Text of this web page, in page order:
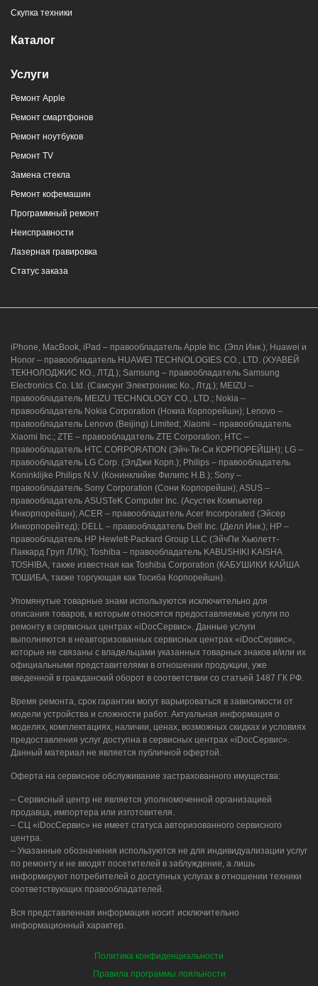
Скупка техники
Каталог
Услуги
Ремонт Apple
Ремонт смартфонов
Ремонт ноутбуков
Ремонт TV
Замена стекла
Ремонт кофемашин
Программный ремонт
Неисправности
Лазерная гравировка
Статус заказа
iPhone, MacBook, iPad – правообладатель Apple Inc. (Эпл Инк.); Huawei и
Honor – правообладатель HUAWEI TECHNOLOGIES CO., LTD. (ХУАВЕЙ
ТЕКНОЛОДЖИС КО., ЛТД.); Samsung – правообладатель Samsung
Electronics Co. Ltd. (Самсунг Электроникс Ко., Лтд.); MEIZU –
правообладатель MEIZU TECHNOLOGY CO., LTD.; Nokia –
правообладатель Nokia Corporation (Нокиа Корпорейшн); Lenovo –
правообладатель Lenovo (Beijing) Limited; Xiaomi – правообладатель
Xiaomi Inc.; ZTE – правообладатель ZTE Corporation; HTC –
правообладатель HTC CORPORATION (Эйч-Ти-Си КОРПОРЕЙШН); LG –
правообладатель LG Corp. (ЭлДжи Корп.); Philips – правообладатель
Koninklijke Philips N.V. (Конинклийке Филипс Н.В.); Sony –
правообладатель Sony Corporation (Сони Корпорейшн); ASUS –
правообладатель ASUSTeK Computer Inc. (Асустек Компьютер
Инкорпорейшн); ACER – правообладатель Acer Incorporated (Эйсер
Инкорпорейтед); DELL – правообладатель Dell Inc. (Делл Инк.); HP –
правообладатель HP Hewlett-Packard Group LLC (ЭйчПи Хьюлетт-
Паккард Груп ЛЛК); Toshiba – правообладатель KABUSHIKI KAISHA
TOSHIBA, также известная как Toshiba Corporation (КАБУШИКИ КАЙША
ТОШИБА, также торгующая как Тосиба Корпорейшн).
Упомянутые товарные знаки используются исключительно для
описания товаров, к которым относятся предоставляемые услуги по
ремонту в сервисных центрах «iDocСервис». Данные услуги
выполняются в неавторизованных сервисных центрах «iDocСервис»,
которые не связаны с владельцами указанных товарных знаков и/или их
официальными представителями в отношении продукции, уже
введенной в гражданский оборот в соответствии со статьей 1487 ГК РФ.
Время ремонта, срок гарантии могут варьироваться в зависимости от
модели устройства и сложности работ. Актуальная информация о
моделях, комплектациях, наличии, ценах, возможных скидках и условиях
предоставления услуг доступна в сервисных центрах «iDocСервис».
Данный материал не является публичной офертой.
Оферта на сервисное обслуживание застрахованного имущества:
– Сервисный центр не является уполномоченной организацией
продавца, импортера или изготовителя.
– СЦ «iDocСервис» не имеет статуса авторизованного сервисного
центра.
– Указанные обозначения используются не для индивидуализации услуг
по ремонту и не вводят посетителей в заблуждение, а лишь
информируют потребителей о доступных услугах в отношении техники
соответствующих правообладателей.
Вся представленная информация носит исключительно
информационный характер.
Политика конфиденциальности
Правила программы лояльности